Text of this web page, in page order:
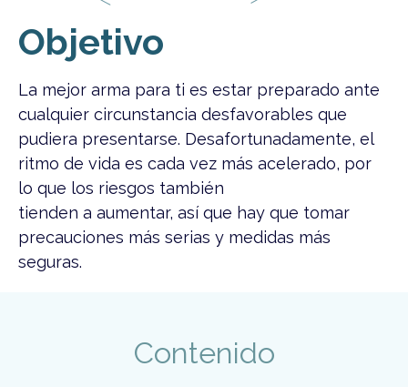
Objetivo
La mejor arma para ti es estar preparado ante
cualquier circunstancia desfavorables que
pudiera presentarse. Desafortunadamente, el
ritmo de vida es cada vez más acelerado, por
lo que los riesgos también
tienden a aumentar, así que hay que tomar
precauciones más serias y medidas más
seguras.
Contenido